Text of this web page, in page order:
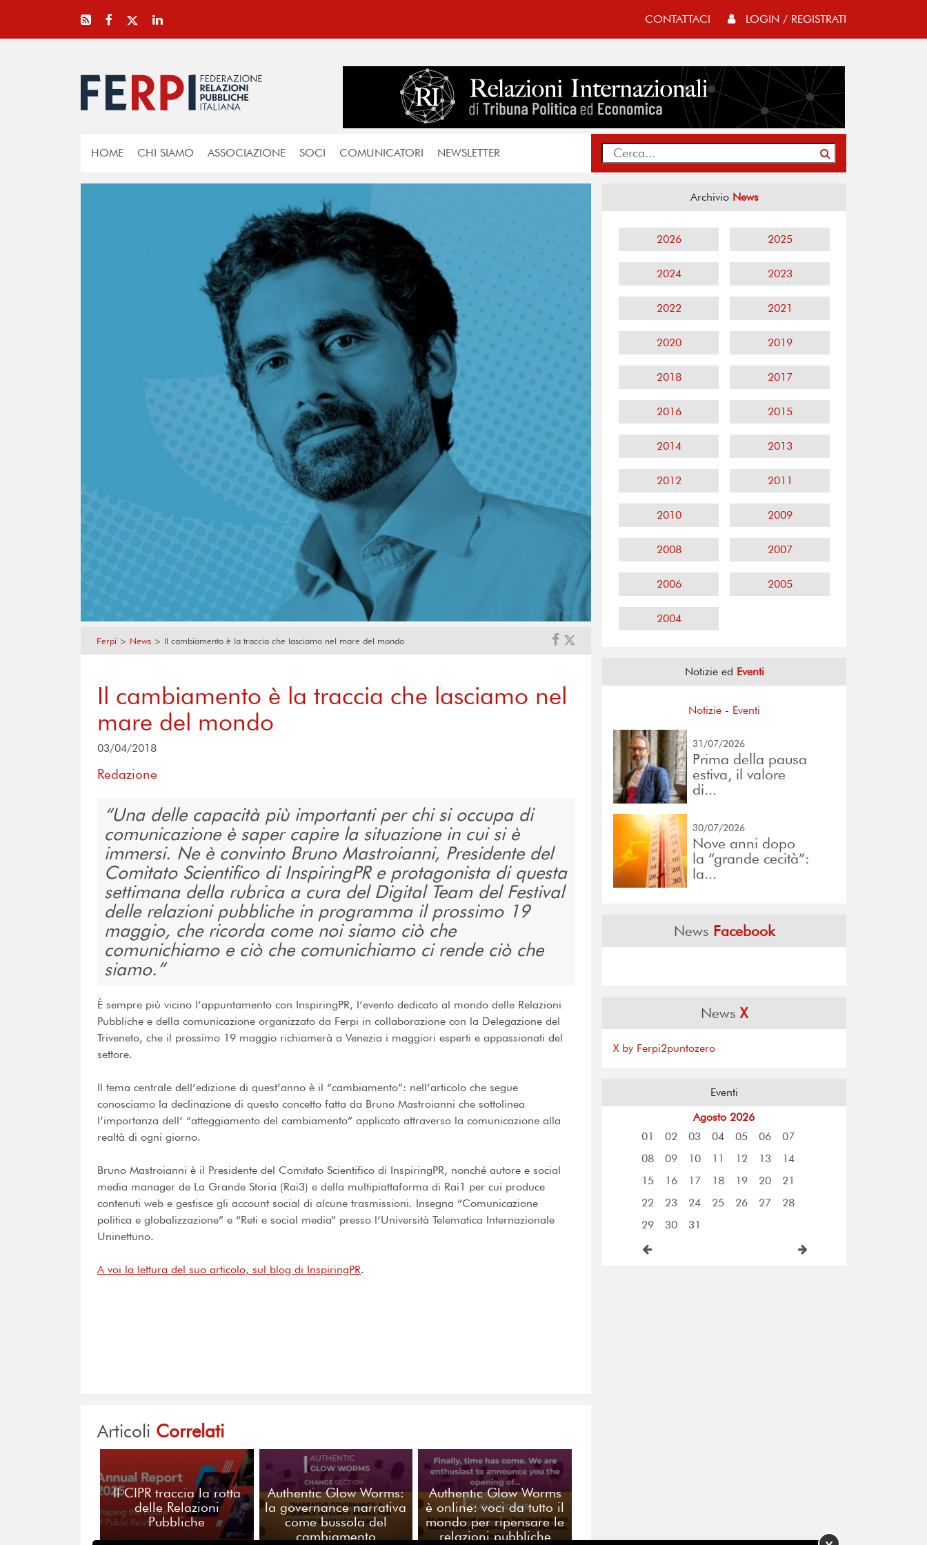
CONTATTACI LOGIN / REGISTRATI
HOME CHI SIAMO ASSOCIAZIONE SOCI COMUNICATORI NEWSLETTER
Ferpi > News > Il cambiamento è la traccia che lasciamo nel mare del mondo
Il cambiamento è la traccia che lasciamo nel
mare del mondo
03/04/2018
Redazione
Una delle capacità più importanti per chi si occupa di
comunicazione è saper capire la situazione in cui si è
immersi. Ne è convinto Bruno Mastroianni, Presidente del
Comitato Scientifico di InspiringPR e protagonista di questa
settimana della rubrica a cura del Digital Team del Festival
delle relazioni pubbliche in programma il prossimo 19
maggio, che ricorda come noi siamo ciò che
comunichiamo e ciò che comunichiamo ci rende ciò che
siamo.
È sempre più vicino l’appuntamento con InspiringPR, l’evento dedicato al mondo delle Relazioni
Pubbliche e della comunicazione organizzato da Ferpi in collaborazione con la Delegazione del
Triveneto, che il prossimo 19 maggio richiamerà a Venezia i maggiori esperti e appassionati del
settore.
Il tema centrale dell’edizione di quest’anno è il “cambiamento”: nell’articolo che segue
conosciamo la declinazione di questo concetto fatta da Bruno Mastroianni che sottolinea
l’importanza dell’ “atteggiamento del cambiamento” applicato attraverso la comunicazione alla
realtà di ogni giorno.
Bruno Mastroianni è il Presidente del Comitato Scientifico di InspiringPR, nonché autore e social
media manager de La Grande Storia (Rai3) e della multipiattaforma di Rai1 per cui produce
contenuti web e gestisce gli account social di alcune trasmissioni. Insegna “Comunicazione
politica e globalizzazione” e “Reti e social media” presso l’Università Telematica Internazionale
Uninettuno.
A voi la lettura del suo articolo, sul blog di InspiringPR.
Articoli Correlati
Il CIPR traccia la rotta
delle Relazioni
Pubbliche
Authentic Glow Worms:
la governance narrativa
come bussola del
cambiamento
Authentic Glow Worms
è online: voci da tutto il
mondo per ripensare le
relazioni pubbliche
Archivio News
2026 2025
2024 2023
2022 2021
2020 2019
2018 2017
2016 2015
2014 2013
2012 2011
2010 2009
2008 2007
2006 2005
2004
Notizie ed Eventi
Notizie - Eventi
31/07/2026
Prima della pausa
estiva, il valore
di...
30/07/2026
Nove anni dopo
la “grande cecità”:
la...
News Facebook
NewsX
X by Ferpi2puntozero
Eventi
Agosto 2026
01
02 03 04 05 06
07
08
09 10 11 12 13
14
15
16 17 18 19 20
21
22
23 24 25 26 27
28
29
30 31